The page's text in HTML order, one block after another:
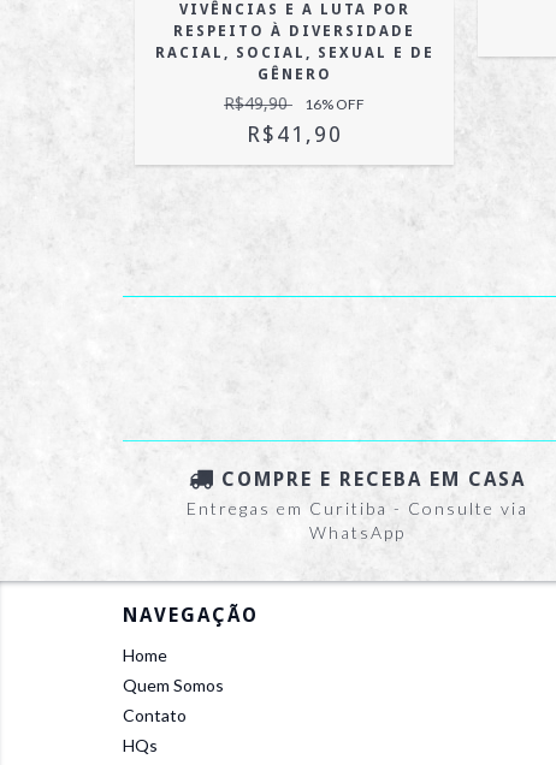
VIVÊNCIAS E A LUTA POR
RESPEITO À DIVERSIDADE
RACIAL, SOCIAL, SEXUAL E DE
GÊNERO
R$49,90 16% OFF
R$41,90
COMPRE E RECEBA EM CASA
Entregas em Curitiba - Consulte via
WhatsApp
NAVEGAÇÃO
Home
Quem Somos
Contato
HQs